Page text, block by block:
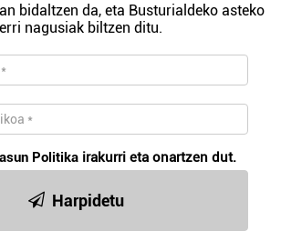
bidaltzen da, eta Busturialdeko asteko
nagusiak biltzen ditu.
Politika irakurri eta onartzen dut.
Harpidetu